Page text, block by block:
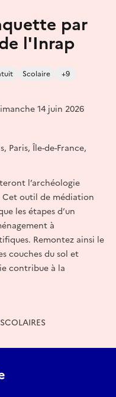
par
l'Inrap
Scolaire +9
14 juin 2026
Paris, Île-de-France,
l’archéologie
Cet outil de médiation
les étapes d’un
à
Remontez ainsi le
couches du sol et
contribue à la